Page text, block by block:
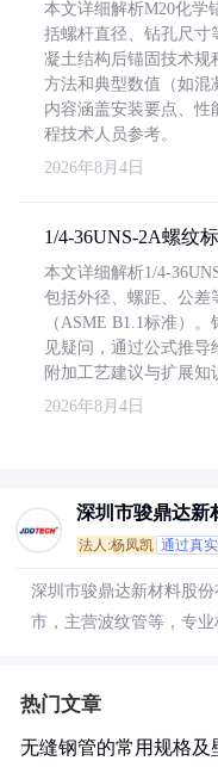
本文详细解析M20化学
括螺杆直径、钻孔尺寸
凝土结构后锚固技术规
方法和典型数值（如混
内容涵盖安装要点、
程技术人员参考。
2026年8月4日
1/4-36UNS-2A螺纹
本文详细解析1/4-
包括外径、螺距、公差
（ASME B1.1标准）
见疑问，通过公式推
附加工艺建议与扩展知
2026年8月4日
深圳市骏鼎达新
法人:杨凤凯 通过真
深圳市骏鼎达新材料股份
市，主营波纹管等，专业
热门文章
无缝钢管的常用规格及